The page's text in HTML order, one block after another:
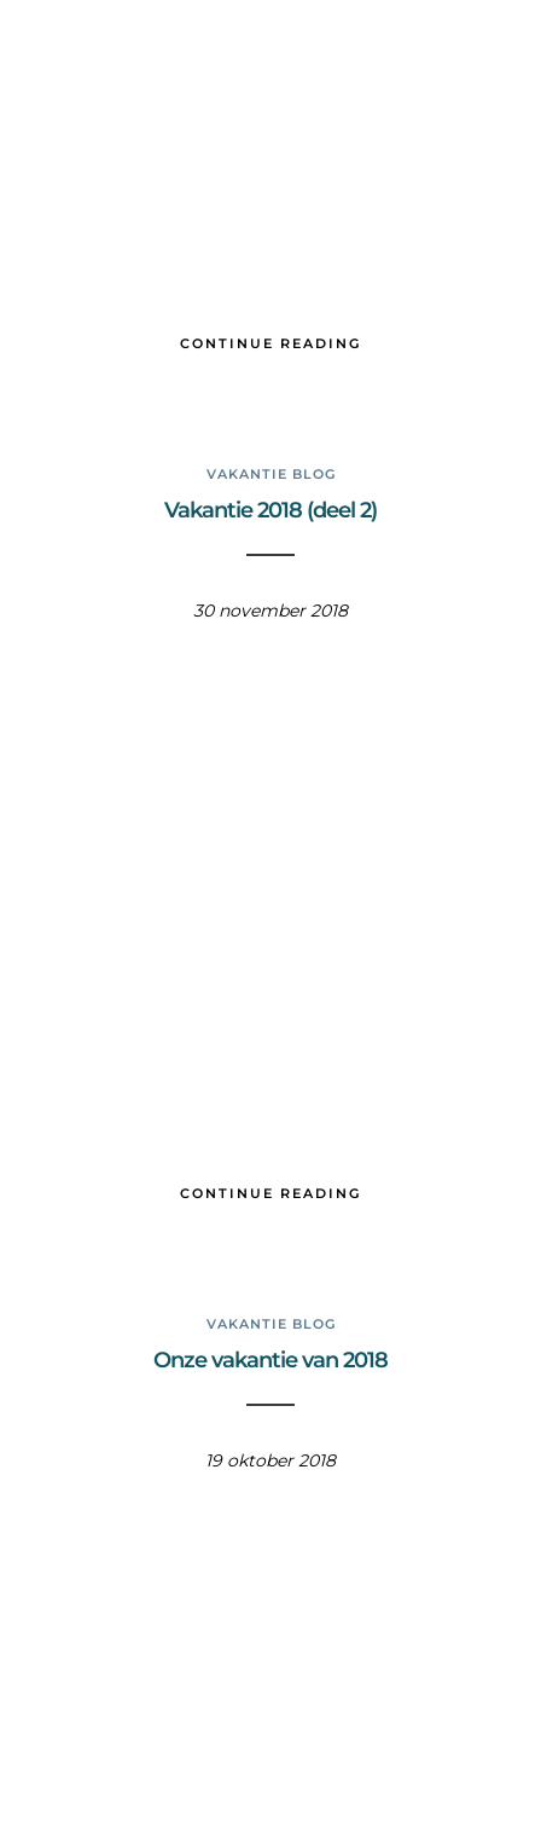
CONTINUE READING
VAKANTIE BLOG
Vakantie 2018 (deel 2)
30 november 2018
CONTINUE READING
VAKANTIE BLOG
Onze vakantie van 2018
19 oktober 2018